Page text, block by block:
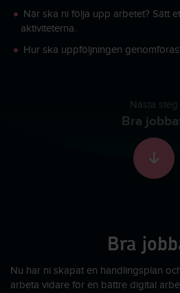
När ska ni följa upp arbetet? Sätt
aktiviteterna.
Hur ska uppföljningen
Nästa steg
Bra
Bra
Nu har ni skapat en handlingsplan
arbeta vidare för en bättre digital